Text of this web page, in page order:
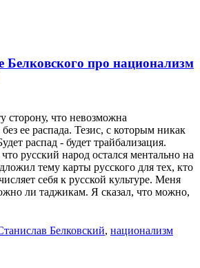
Белковского про национализм
сторону, что невозможна
ее распада. Тезис, с которым никак
распад - будет трайбализация.
русский народ остался ментально на
тему карты русского для тех, кто
себя к русской культуре. Меня
ли таджикам. Я сказал, что можно,
Белковский, национализм